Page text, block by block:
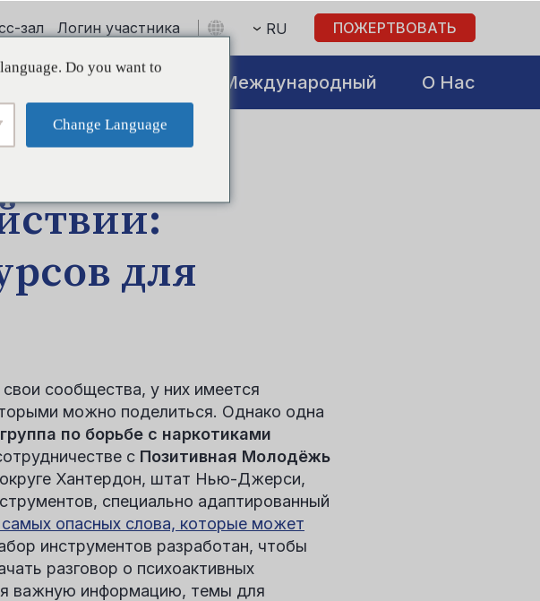
зал Логин участника RU ПОЖЕРТВОВАТЬ
Международный О Нас
для
сообщества, у них имеется
можно поделиться. Однако одна
по борьбе с наркотиками
с Позитивная Молодёжь
Хантердон, штат Нью-Джерси,
специально адаптированный
опасных слова, которые может
инструментов разработан, чтобы
разговор о психоактивных
важную информацию, темы для
Do you want to
Change Language